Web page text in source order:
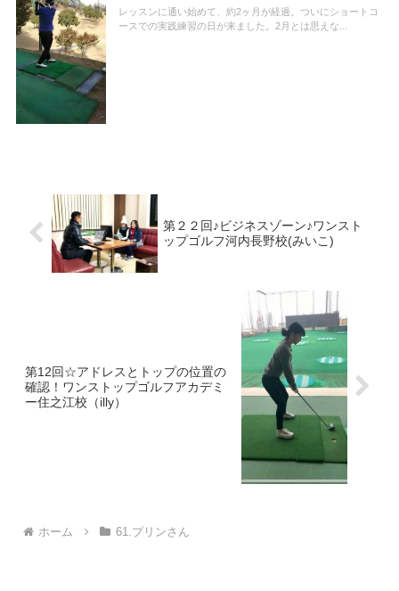
レッスンに通い始めて、約2ヶ月が経過。ついにショートコ
ースでの実践練習の日が来ました。2月とは思えな...
第２２回♪ビジネスゾーン♪ワンスト
ップゴルフ河内長野校(みいこ)
第12回☆アドレスとトップの位置の
確認！ワンストップゴルフアカデミ
ー住之江校（illy）
ホーム 61.プリンさん